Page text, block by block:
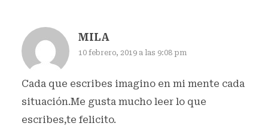
MILA
10 febrero, 2019 a las 9:08 pm
Cada que escribes imagino en mi mente cada
situación.Me gusta mucho leer lo que
escribes,te felicito.